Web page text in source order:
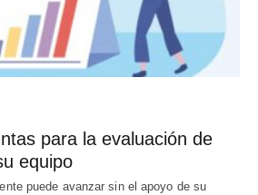
para la evaluación de
equipo
puede avanzar sin el apoyo de su